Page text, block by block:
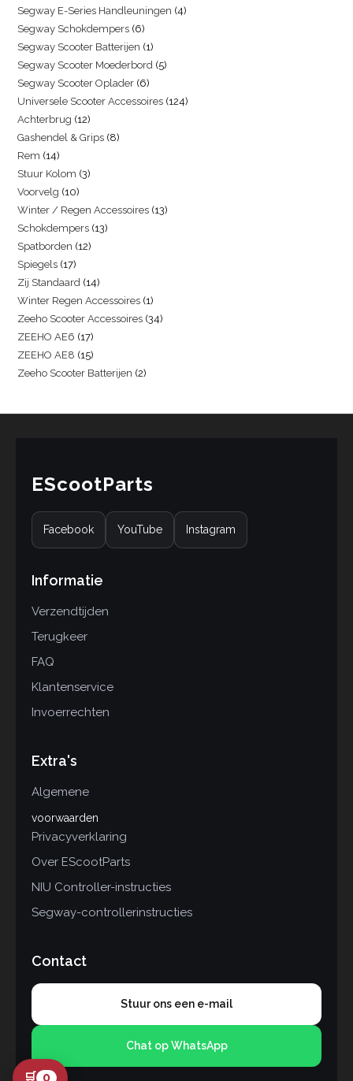
Segway E-Series Handleuningen 4
Segway Schokdempers 6
Segway Scooter Batterijen 1
Segway Scooter Moederbord 5
Segway Scooter Oplader 6
Universele Scooter Accessoires 124
Achterbrug 12
Gashendel & Grips 8
Rem 14
Stuur Kolom 3
Voorvelg 10
Winter / Regen Accessoires 13
Schokdempers 13
Spatborden 12
Spiegels 17
Zij Standaard 14
Winter Regen Accessoires 1
Zeeho Scooter Accessoires 34
ZEEHO AE6 17
ZEEHO AE8 15
Zeeho Scooter Batterijen 2
EScootParts
Facebook YouTube Instagram
Informatie
Verzendtijden
Terugkeer
FAQ
Klantenservice
Invoerrechten
Extra's
Algemene
voorwaarden
Privacyverklaring
Over EScootParts
NIU Controller-instructies
Segway-controllerinstructies
Contact
Stuur ons een e-mail
Chat op WhatsApp
🛒 0